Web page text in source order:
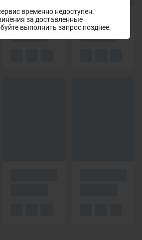
временно недоступен.
за доставленные
выполнить запрос позднее.